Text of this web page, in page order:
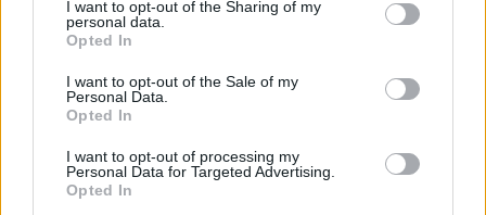
not limited to your visit or usage behaviour. You may click to
grant or deny consent to Google and its third-party tags to
use your data for below specified purposes in below Google
consent section.
I want to opt-out of the Sharing of my
personal data.
Opted In
I want to opt-out of the Sale of my
Personal Data.
Opted In
I want to opt-out of processing my
Personal Data for Targeted Advertising.
Opted In
Ilaria Mauri
Ilaria Mauri, bolognese, decise di seguire il
Dall'Ara durante una partita decisiva: oggi
coordina le pagine di competizioni e